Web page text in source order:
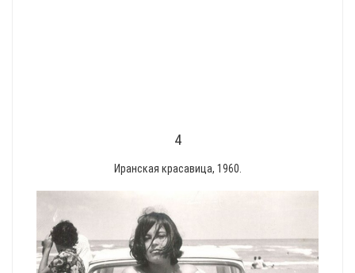
4
Иранская красавица, 1960.